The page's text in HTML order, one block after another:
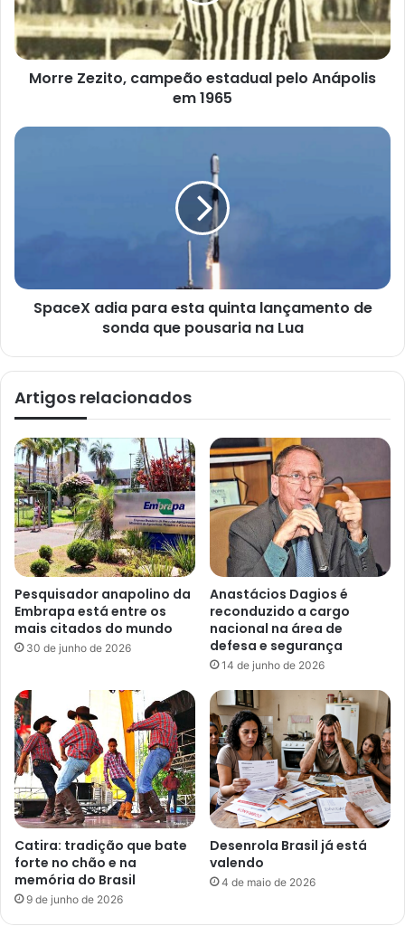
ç
o
d
e
e
Morre Zezito, campeão estadual pelo Anápolis
em 1965
SpaceX adia para esta quinta lançamento de
sonda que pousaria na Lua
Artigos relacionados
Pesquisador anapolino da
Embrapa está entre os
mais citados do mundo
30 de junho de 2026
Anastácios Dagios é
reconduzido a cargo
nacional na área de
defesa e segurança
14 de junho de 2026
Catira: tradição que bate
forte no chão e na
memória do Brasil
9 de junho de 2026
Desenrola Brasil já está
valendo
4 de maio de 2026